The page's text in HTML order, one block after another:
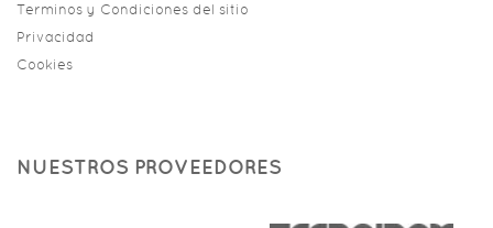
Terminos y Condiciones del sitio
Privacidad
Cookies
NUESTROS PROVEEDORES